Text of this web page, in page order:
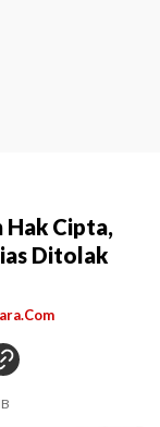
Hak Cipta,
Ditolak